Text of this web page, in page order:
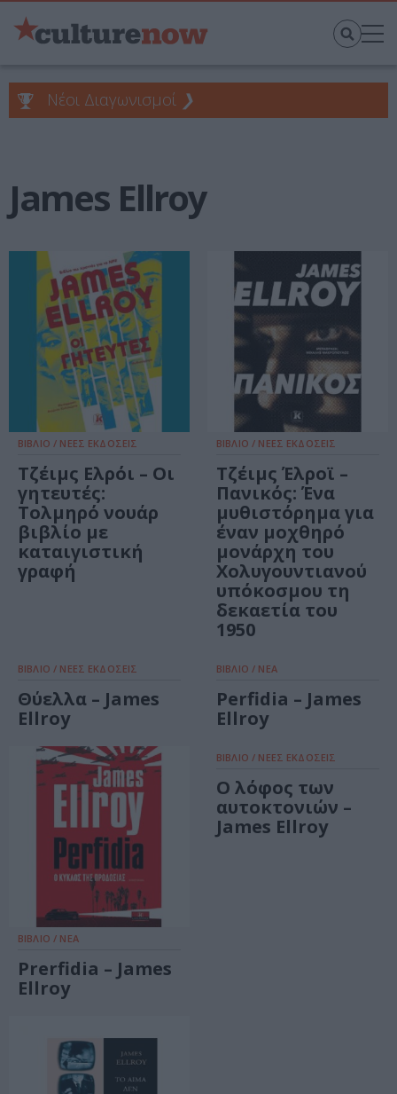
Νέοι Διαγωνισμοί ❯
James Ellroy
ΒΙΒΛΙΟ / ΝΕΕΣ ΕΚΔΟΣΕΙΣ
Τζέιμς Ελρόι – Οι
γητευτές:
Τολμηρό νουάρ
βιβλίο με
καταιγιστική
γραφή
ΒΙΒΛΙΟ / ΝΕΕΣ ΕΚΔΟΣΕΙΣ
Τζέιμς Έλροϊ –
Πανικός: Ένα
μυθιστόρημα για
έναν μοχθηρό
μονάρχη του
Χολυγουντιανού
υπόκοσμου τη
δεκαετία του
1950
ΒΙΒΛΙΟ / ΝΕΕΣ ΕΚΔΟΣΕΙΣ
Θύελλα – James
Ellroy
ΒΙΒΛΙΟ / ΝΕΑ
Perfidia – James
Ellroy
ΒΙΒΛΙΟ / ΝΕΑ
Prerfidia – James
Ellroy
ΒΙΒΛΙΟ / ΝΕΕΣ ΕΚΔΟΣΕΙΣ
Ο λόφος των
αυτοκτονιών –
James Ellroy